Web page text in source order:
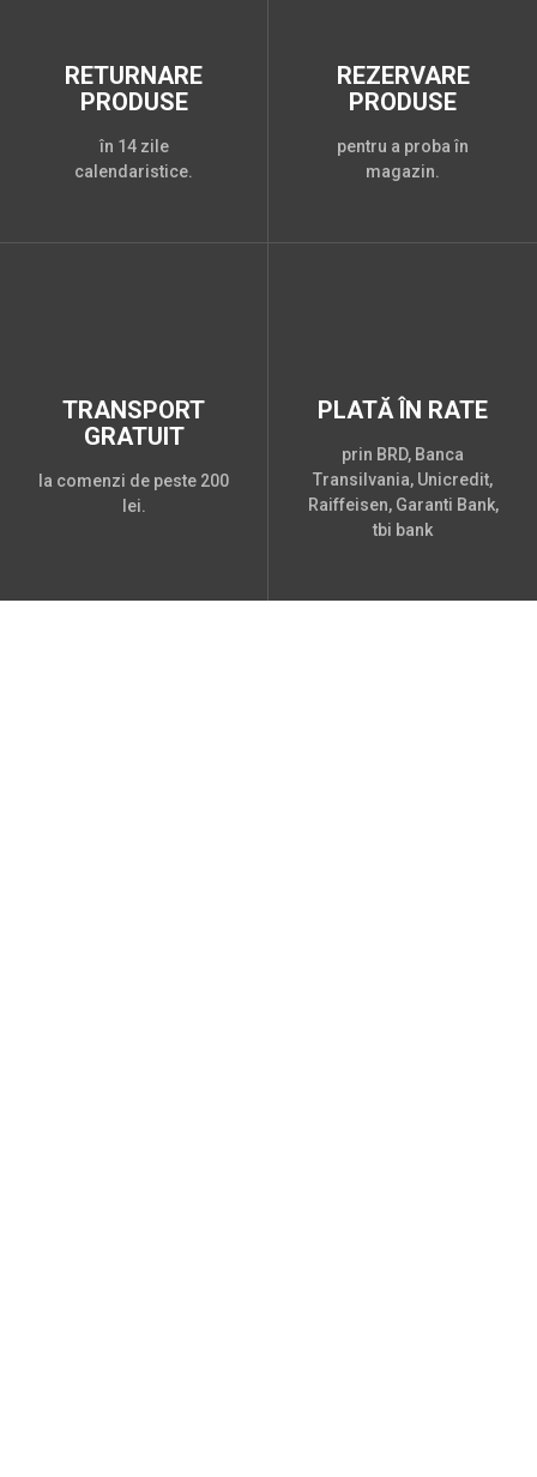
RETURNARE
PRODUSE
în 14 zile
calendaristice.
REZERVARE
PRODUSE
pentru a proba în
magazin.
TRANSPORT
GRATUIT
la comenzi de peste 200
lei.
PLATĂ ÎN RATE
prin BRD, Banca
Transilvania, Unicredit,
Raiffeisen, Garanti Bank,
tbi bank